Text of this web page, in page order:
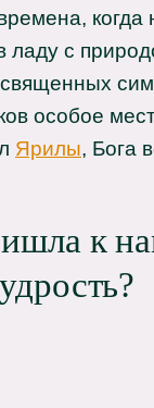
когда
с
особое
Ярилы, Бога
к